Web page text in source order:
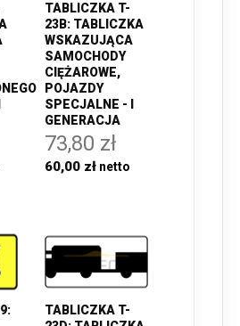
TABLICZKA T-
23B: TABLICZKA
WSKAZUJĄCA
SAMOCHODY
CIĘŻAROWE,
POJAZDY
SPECJALNE - I
GENERACJA
73,80 zł
60,00 zł
TABLICZKA T-